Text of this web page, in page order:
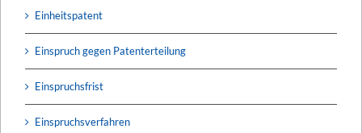
Einheitspatent
Einspruch gegen Patenterteilung
Einspruchsfrist
Einspruchsverfahren